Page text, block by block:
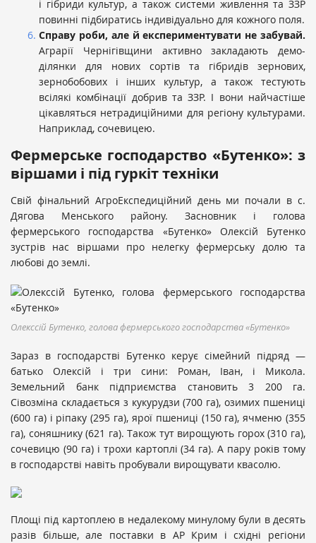
і гібриди культур, а також системи живлення та ЗЗР
повинні підбиратись індивідуально для кожного поля.
Справу роби, але й експериментувати не забувай.
Аграрії Чернігівщини активно закладають демо-
ділянки для нових сортів та гібридів зернових,
зернобобових і інших культур, а також тестують
всілякі комбінації добрив та ЗЗР. І вони найчастіше
цікавляться нетрадиційними для регіону культурами.
Наприклад, сочевицею.
Фермерське господарство «Бутенко»: з
віршами і під гуркіт техніки
Свій фінальний АгроЕкспедиційний день ми почали в с.
Дягова Менського району. Засновник і голова
фермерського господарства «Бутенко» Олексій Бутенко
зустрів нас віршами про нелегку фермерську долю та
любові до землі.
Олекссій Бутенко, голова фермерського господарства «Бутенко»
Зараз в господарстві Бутенко керує сімейний підряд —
батько Олексій і три сини: Роман, Іван, і Микола.
Земельний банк підприємства становить 3 200 га.
Сівозміна складається з кукурудзи (700 га), озимих пшениці
(600 га) і ріпаку (295 га), ярої пшениці (150 га), ячменю (355
га), соняшнику (621 га). Також тут вирощують горох (310 га),
сочевицю (90 га) і трохи картоплі (34 га). А пару років тому
в господарстві навіть пробували вирощувати квасолю.
Площі під картоплею в недалекому минулому були в десять
разів більше, але поставки в АР Крим і східні регіони